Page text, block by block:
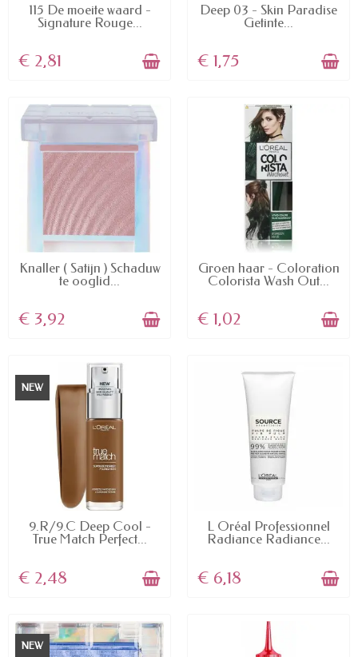
AVAILABLE
115 De moeite waard -
Signature Rouge...
€ 2,81
AVAILABLE
Deep 03 - Skin Paradise
Getinte...
€ 1,75
AVAILABLE
Knaller ( Satijn ) Schaduw
te ooglid...
€ 3,92
AVAILABLE
Groen haar - Coloration
Colorista Wash Out...
€ 1,02
NEW
AVAILABLE
9.R/9.C Deep Cool -
True Match Perfect...
€ 2,48
AVAILABLE
L Oréal Professionnel
Radiance Radiance...
€ 6,18
NEW